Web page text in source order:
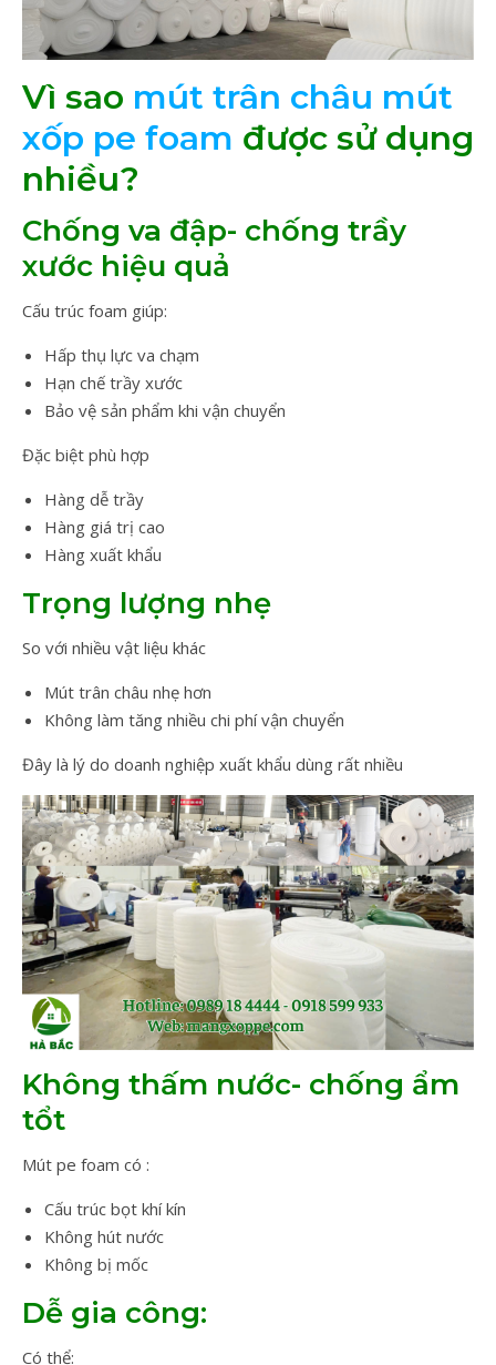
Vì sao mút trân châu mút
xốp pe foam được sử dụng
nhiều?
Chống va đập- chống trầy
xước hiệu quả
Cấu trúc foam giúp:
Hấp thụ lực va chạm
Hạn chế trầy xước
Bảo vệ sản phẩm khi vận chuyển
Đặc biệt phù hợp
Hàng dễ trầy
Hàng giá trị cao
Hàng xuất khẩu
Trọng lượng nhẹ
So với nhiều vật liệu khác
Mút trân châu nhẹ hơn
Không làm tăng nhiều chi phí vận chuyển
Đây là lý do doanh nghiệp xuất khẩu dùng rất nhiều
Không thấm nước- chống ẩm
tổt
Mút pe foam có :
Cấu trúc bọt khí kín
Không hút nước
Không bị mốc
Dễ gia công:
Có thể: